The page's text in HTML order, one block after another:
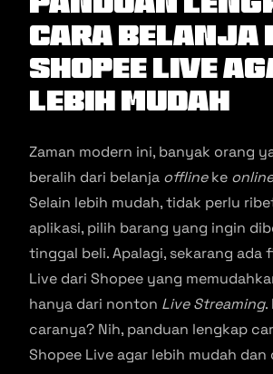
Cara Belanja
Shopee Live
Lebih Mudah
Zaman modern ini, banyak orang
beralih dari belanja offlineke online
Selain lebih mudah, tidak perlu
aplikasi, pilih barang yang ingin
tinggal beli. Apalagi, sekarang ada
Live dari Shopee yang
hanya dari nonton Live Streaming.
caranya? Nih, panduan lengkap
Shopee Live agar lebih mudah dan